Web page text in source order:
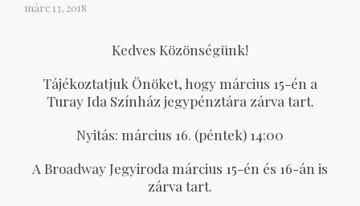
márc 13, 2018
Kedves Közönségünk!
Tájékoztatjuk Önöket, hogy március 15-én a
Turay Ida Színház jegypénztára zárva tart.
Nyitás: március 16. (péntek) 14:00
A Broadway Jegyiroda március 15-én és 16-án is
zárva tart.